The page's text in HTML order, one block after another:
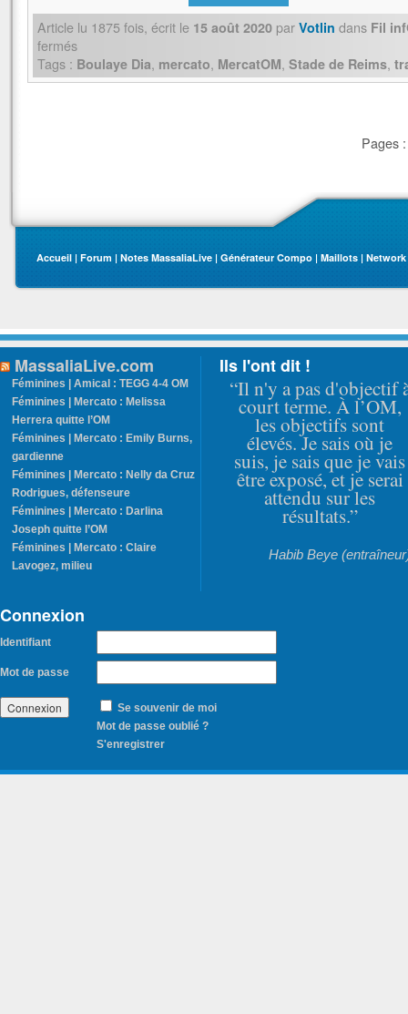
Article lu 1875 fois, écrit le 15 août 2020 par Votlin dans Fil
fermés
Tags : Boulaye Dia, mercato, MercatOM, Stade de Reims,
Pages :
Accueil | Forum | Notes MassaliaLive | Générateur Compo | Maillots | Network
MassaliaLive.com
Féminines | Amical : TEGG 4-4 OM
Féminines | Mercato : Melissa
Herrera quitte l’OM
Féminines | Mercato : Emily Burns,
gardienne
Féminines | Mercato : Nelly da Cruz
Rodrigues, défenseure
Féminines | Mercato : Darlina
Joseph quitte l’OM
Féminines | Mercato : Claire
Lavogez, milieu
Ils l'ont dit !
“Il n'y a pas d'objectif
court terme. À l’OM,
les objectifs sont
élevés. Je sais où je
suis, je sais que je vais
être exposé, et je serai
attendu sur les
résultats.”
Habib Beye
Connexion
Identifiant
Mot de passe
Se souvenir de moi
Mot de passe oublié ?
S'enregistrer